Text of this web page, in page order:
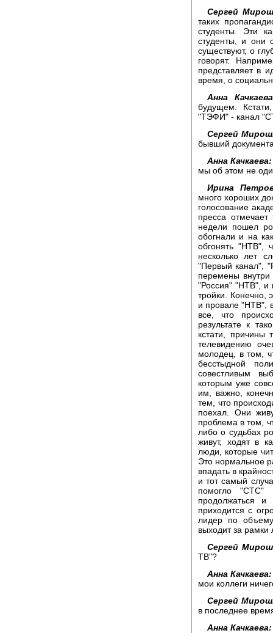
Сергей
таких
студенты. Эти
студенты, и они
существуют, о
говорят.
представляет в
время, о
Анна
будущем.
"ТЭФИ" - канал
Сергей
бывший
Анна Качкаева:
мы об этом не
Ирина
много хороших
голосование
пресса
недели пошел
обогнали и на
обгонять "НТВ",
несколько лет
"Первый канал",
перемены внутри
"Россия" "НТВ", и
тройки. Конечно,
и провале "НТВ",
все, что
результате к
кстати, причины
телевидению
молодец, в том,
бесстыдной
совестливым
которым уже
им, важно,
тем, что
поехал. Они
проблема в том,
либо о судьбах
живут, ходят в
люди, которые
Это нормальное
впадать в
и тот самый
помогло "СТС"
продолжаться
приходится с
лидер по объему
выходит за рамки
Сергей
ТВ"?
Анна Качкаева:
мои коллеги
Сергей
в последнее
Анна Качкаева: